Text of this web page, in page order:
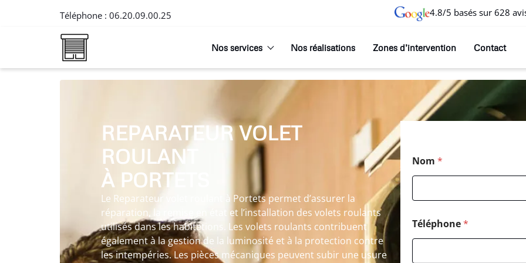
Téléphone : 06.20.09.00.25 4.8/5 basés sur 628
Nos services Nos réalisations Zones d’intervention Contact
REPARATEUR VOLET
ROULANT
À PORTETS
Le Reparateur volet roulant à Portets permet d’assurer la
réparation, la remise en état et l’installation des volets roulants
utilisés dans les habitations. Les volets roulants contribuent
également à la gestion de la luminosité et à la protection contre
les intempéries. Les pièces mécaniques peuvent subir une usure
Nom *
Téléphone*